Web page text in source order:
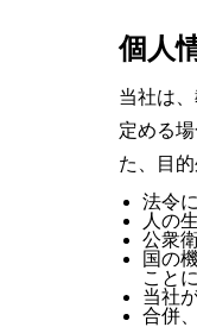
個人
当社は
定める
た、目
法令
人の
公衆
国の
こと
当社
合併